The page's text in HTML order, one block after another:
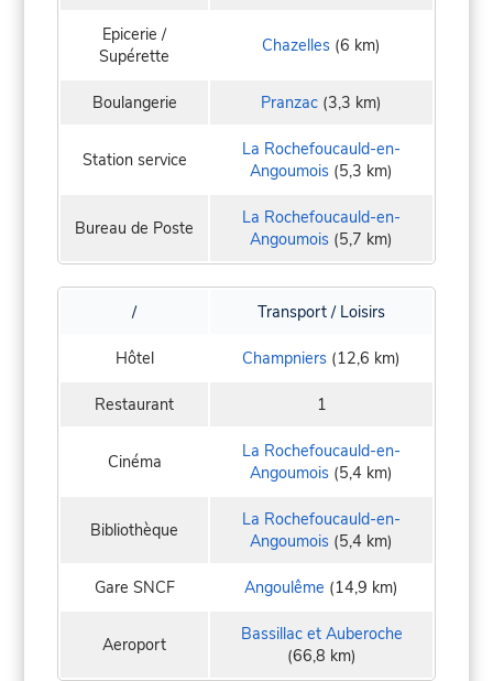
Epicerie /
Supérette
Chazelles (6 km)
Boulangerie Pranzac (3,3 km)
Station service
La Rochefoucauld-en-
Angoumois (5,3 km)
Bureau de Poste
La Rochefoucauld-en-
Angoumois (5,7 km)
/ Transport / Loisirs
Hôtel Champniers (12,6 km)
Restaurant 1
Cinéma
La Rochefoucauld-en-
Angoumois (5,4 km)
Bibliothèque
La Rochefoucauld-en-
Angoumois (5,4 km)
Gare SNCF Angoulême (14,9 km)
Aeroport
Bassillac et Auberoche
(66,8 km)